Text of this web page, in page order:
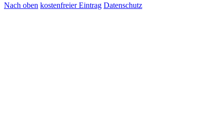
Nach oben kostenfreier Eintrag Datenschutz